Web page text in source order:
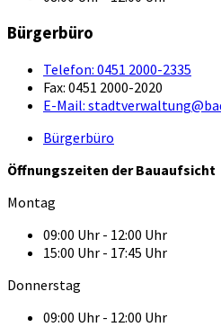
Bürgerbüro
Telefon: 0451 2000-2335
Fax: 0451 2000-2020
E-Mail:
Bürgerbüro
Öffnungszeiten der Bauaufsicht
Montag
09:00 Uhr - 12:00 Uhr
15:00 Uhr - 17:45 Uhr
Donnerstag
09:00 Uhr - 12:00 Uhr